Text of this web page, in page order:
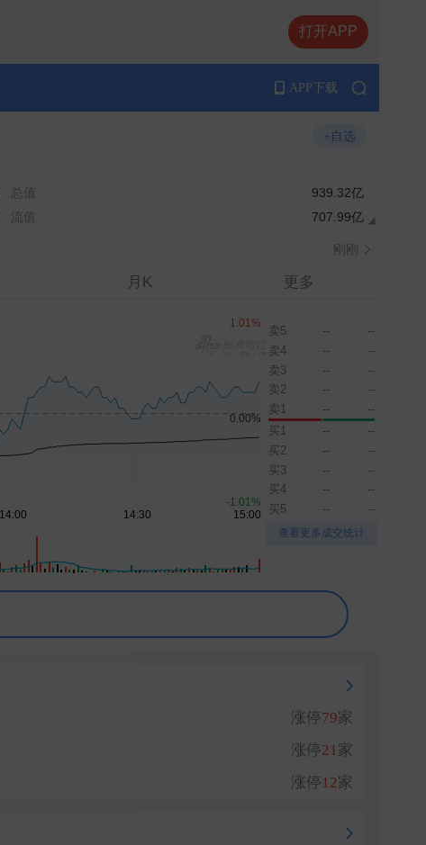
打开APP
APP下载
总值
939.32亿
流值 707.99亿
+自选
刚刚
卖5 --
--
卖4
--
--
卖3
--
--
卖2
--
--
卖1
--
--
买1
--
--
买2
--
--
买3
--
--
买4
--
--
买5
-- --
查看更多成交统计
月K 更多
▲
涨停79家
涨停21 家
涨停12家